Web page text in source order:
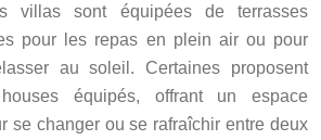
villas sont équipées de terrasses
pour les repas en plein air ou pour
au soleil. Certaines proposent
équipés, offrant un espace
se changer ou se rafraîchir entre deux